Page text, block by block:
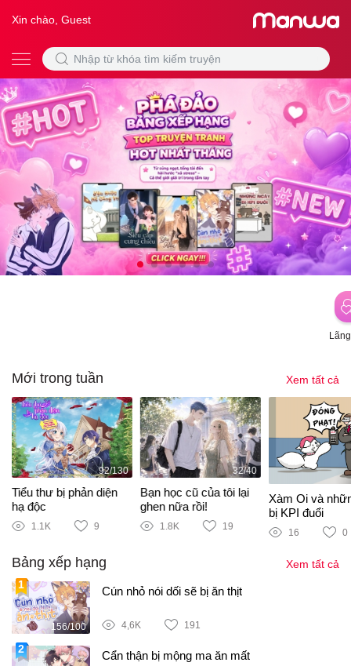
Xin chào, Guest
Mới trong tuần Xem tất cả
92/130
Tiểu thư bị phản diện
hạ độc
1.1K 9
32/40
Bạn học cũ của tôi lại
ghen nữa rồi!
1.8K 19
Xàm Oi và
bị KPI đuổi
16 0
Bảng xếp hạng Xem tất cả
156/100
Cún nhỏ nói dối sẽ bị ăn thịt
4,6K 191
Cẩn thận bị mộng ma ăn mất